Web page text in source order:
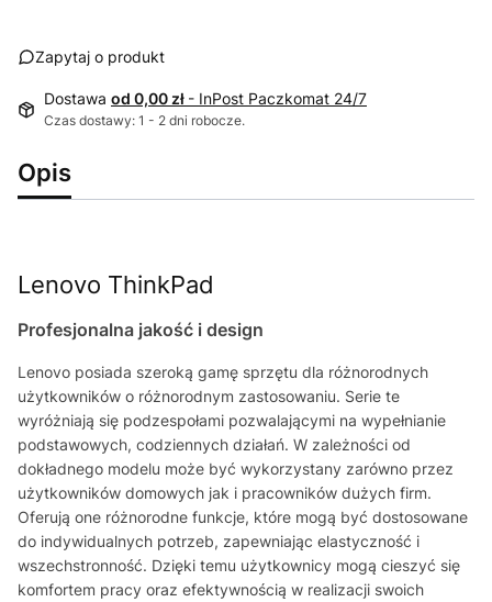
Zapytaj o produkt
Dostawa od 0,00 zł - InPost Paczkomat 24/7
Czas dostawy: 1 - 2 dni robocze.
Opis
Lenovo ThinkPad
Profesjonalna jakość i design
Lenovo posiada szeroką gamę sprzętu dla różnorodnych
użytkowników o różnorodnym zastosowaniu. Serie te
wyróżniają się podzespołami pozwalającymi na wypełnianie
podstawowych, codziennych działań. W zależności od
dokładnego modelu może być wykorzystany zarówno przez
użytkowników domowych jak i pracowników dużych firm.
Oferują one różnorodne funkcje, które mogą być dostosowane
do indywidualnych potrzeb, zapewniając elastyczność i
wszechstronność. Dzięki temu użytkownicy mogą cieszyć się
komfortem pracy oraz efektywnością w realizacji swoich